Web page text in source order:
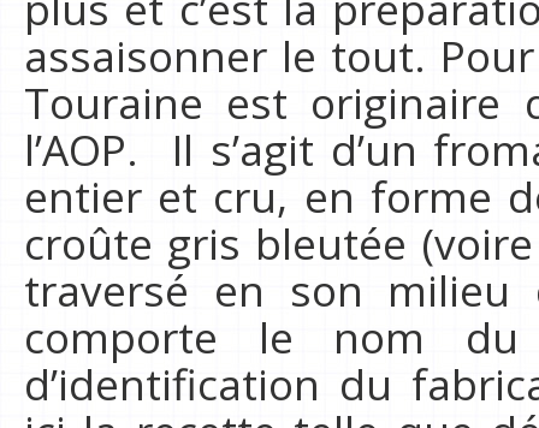
assaisonner le tout.
Touraine est originaire
l’AOP. Il s’agit d’un
entier et cru, en forme
croûte gris bleutée
traversé en son milieu
comporte le nom
d’identification du